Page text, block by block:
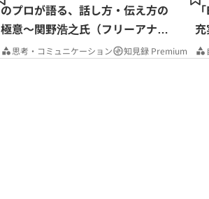
のプロが語る、話し方・伝え方の
極意～関野浩之氏（フリーアナウ
ンサー）
思考・コミュニケーション 知見録 Premium
充